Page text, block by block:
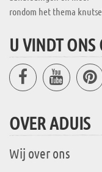
rondom het thema
U VINDT
OVER ADUIS
Wij over ons